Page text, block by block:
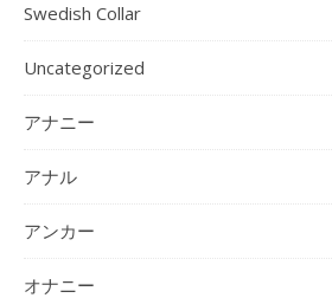
Swedish Collar
Uncategorized
アナニー
アナル
アンカー
オナニー